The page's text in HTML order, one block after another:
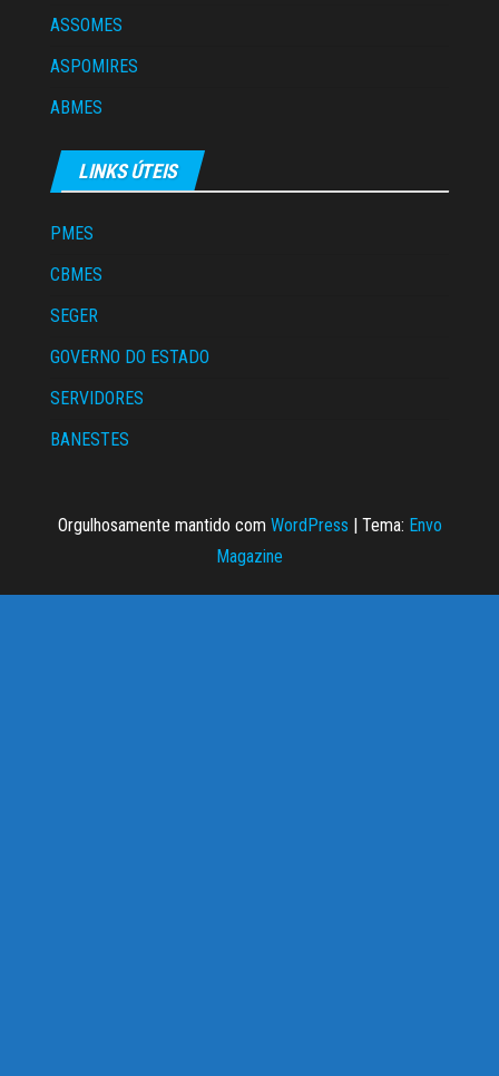
ASSOMES
ASPOMIRES
ABMES
LINKS ÚTEIS
PMES
CBMES
SEGER
GOVERNO DO ESTADO
SERVIDORES
BANESTES
Orgulhosamente mantido com WordPress | Tema: Envo
Magazine